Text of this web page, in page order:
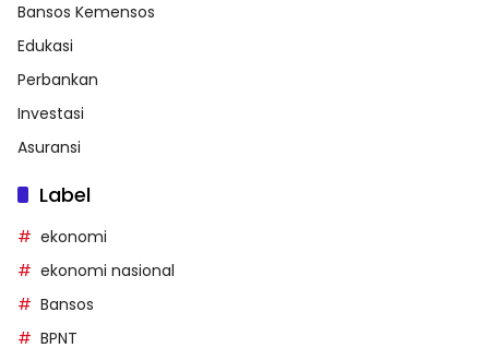
Bansos Kemensos
Edukasi
Perbankan
Investasi
Asuransi
Label
ekonomi
ekonomi nasional
Bansos
BPNT